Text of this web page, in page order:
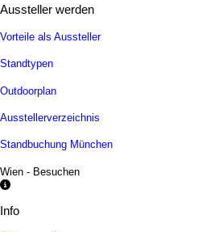
Aussteller werden
Vorteile als Aussteller
Standtypen
Outdoorplan
Ausstellerverzeichnis
Standbuchung München
Wien - Besuchen
Info